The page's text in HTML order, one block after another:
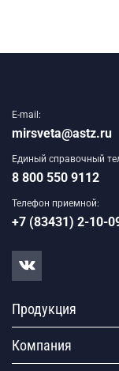
E-mail:
mirsveta@astz.ru
Единый справочный
8 800 550 9112
Телефон приемной:
+7 (83431) 2-10-
Продукция
Компания